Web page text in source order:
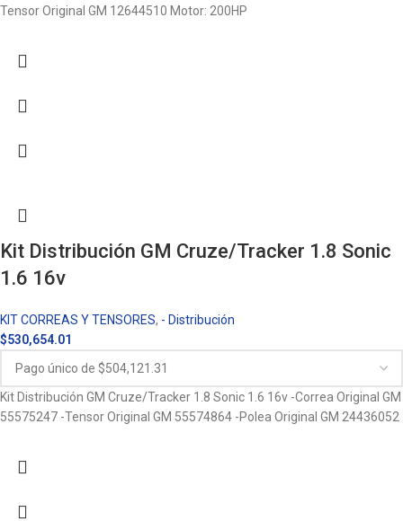
Tensor Original GM 12644510 Motor: 200HP
Kit Distribución GM Cruze/Tracker 1.8 Sonic
1.6 16v
KIT CORREAS Y TENSORES, - Distribución
$530,654.01
Kit Distribución GM Cruze/Tracker 1.8 Sonic 1.6 16v -Correa Original GM
55575247 -Tensor Original GM 55574864 -Polea Original GM 24436052